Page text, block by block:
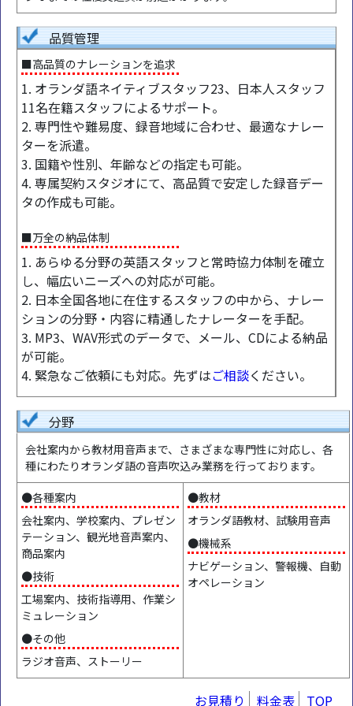
品質管理
■高品質のナレーションを追求
1. オランダ語ネイティブスタッフ23、日本人スタッフ
11名在籍スタッフによるサポート。
2. 専門性や難易度、録音地域に合わせ、最適なナレー
ターを派遣。
3. 国籍や性別、年齢などの指定も可能。
4. 専属契約スタジオにて、高品質で安定した録音デー
タの作成も可能。
■万全の納品体制
1. あらゆる分野の英語スタッフと常時協力体制を確立
し、幅広いニーズへの対応が可能。
2. 日本全国各地に在住するスタッフの中から、ナレー
ションの分野・内容に精通したナレーターを手配。
3. MP3、WAV形式のデータで、メール、CDによる納品
が可能。
4. 緊急なご依頼にも対応。先ずはご相談ください。
分野
会社案内から教材用音声まで、さまざまな専門性に対応し、各
種にわたりオランダ語の音声吹込み業務を行っております。
●各種案内
会社案内、学校案内、プレゼン
テーション、観光地音声案内、
商品案内
●技術
工場案内、技術指導用、作業シ
ミュレーション
●その他
ラジオ音声、ストーリー
●教材
オランダ語教材、試験用音声
●機械系
ナビゲーション、警報機、自動
オペレーション
お見積り 料金表 TOP